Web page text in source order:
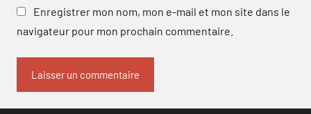
Enregistrer mon nom, mon e-mail et mon site dans le
navigateur pour mon prochain commentaire.